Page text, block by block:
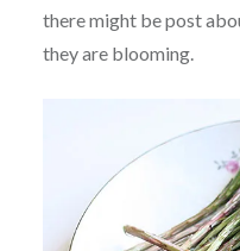
there might be post
they are blooming.